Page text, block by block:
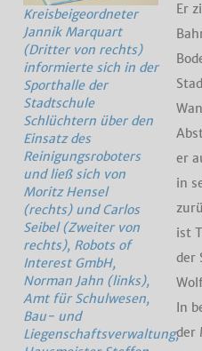
Kreisbeigeordneter
Jannik Marquart
(Dritter von rechts)
informierte sich in der
Sporthalle der
Stadtschule
Schlüchtern über den
Einsatz des
Reinigungsroboters
und ließ sich von
Moritz Hensel
(rechts) und Carlos
Seibel (Zweiter von
rechts), Robots of
Interest GmbH,
Norman Jahn (links),
Amt für Schulwesen,
Bau- und
Liegenschaftsverwaltung,
Er
er
in
ist
der
In
der